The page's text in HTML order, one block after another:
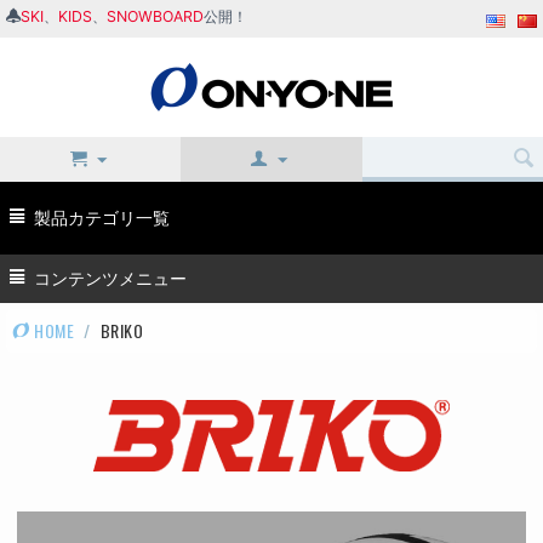
SKI KIDS SNOWBOARD公開！
製品カテゴリ一覧
コンテンツメニュー
HOME / BRIKO